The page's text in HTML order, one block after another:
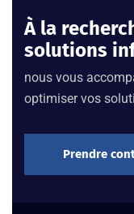
À la
solutions
nous vous
optimiser vos
Prendre